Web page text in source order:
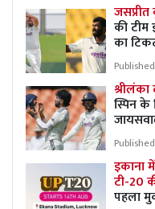
जसप्रीत
की टीम
का
स्पिन
टी-20
पहला